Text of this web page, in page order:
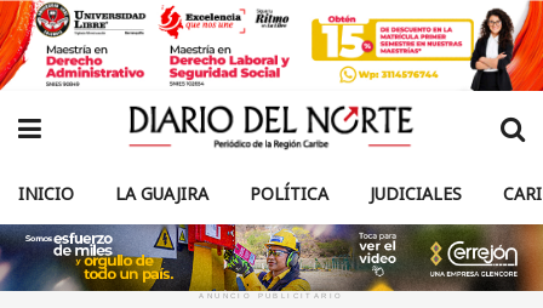
INICIO LA GUAJIRA POLÍTICA JUDICIALES
ANUNCIO PUBLICITARIO